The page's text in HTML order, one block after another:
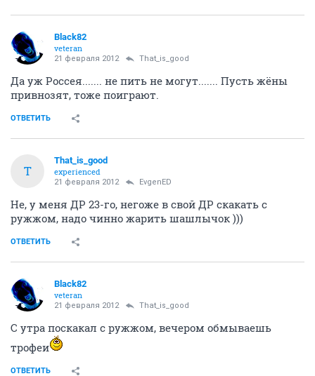
Black82
veteran
21 февраля 2012 That_is_good
Да уж Россея....... не пить не могут....... Пусть жёны
привнозят, тоже поиграют.
ОТВЕТИТЬ
T
That_is_good
experienced
21 февраля 2012 EvgenED
Не, у меня ДР 23-го, негоже в свой ДР скакать с
ружжом, надо чинно жарить шашлычок )))
ОТВЕТИТЬ
Black82
veteran
21 февраля 2012 That_is_good
С утра поскакал с ружжом, вечером обмываешь
трофеи
ОТВЕТИТЬ